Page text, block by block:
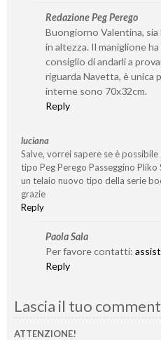
Redazione Peg Perego
Buongiorno Valentina,
in altezza. Il maniglione
consiglio di andarli a
riguarda Navetta, è unica
interne sono 70x32cm.
Reply
luciana
Salve, vorrei sapere se è
tipo Peg Perego Passeggino
un telaio nuovo tipo della serie
grazie
Reply
Paola Sala
Per favore contatti:
Reply
Lascia il tuo
ATTENZIONE!